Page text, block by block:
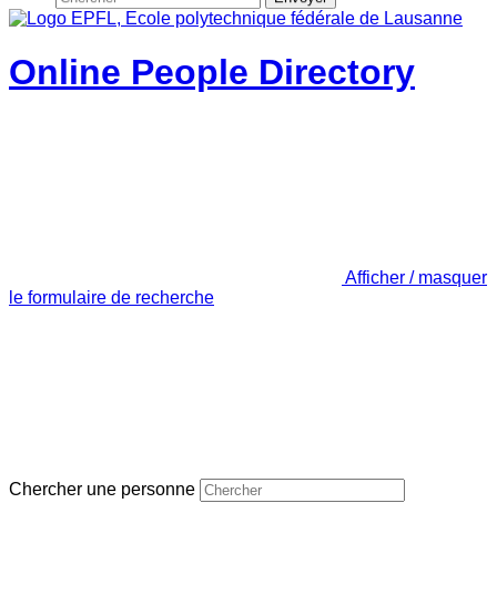
Online People Directory
Afficher / masquer
le formulaire de recherche
Chercher une personne